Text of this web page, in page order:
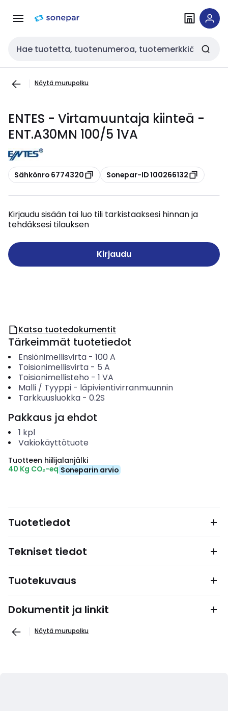
navigointiinsisältöön
Haku
Näytä murupolku
ENTES - Virtamuuntaja kiinteä -
ENT.A30MN 100/5 1VA
Kopioi
Sähkönro 6774320 Kopioi
Sonepar-ID 100266132
Kirjaudu sisään tai luo tili tarkistaaksesi hinnan ja
tehdäksesi tilauksen
Kirjaudu
Katso tuotedokumentit
Tärkeimmät tuotetiedot
Ensiönimellisvirta- 100 A
Toisionimellisvirta- 5 A
Toisionimellisteho - 1 VA
Malli / Tyyppi- läpivientivirranmuunnin
Tarkkuusluokka- 0.2S
Pakkaus ja ehdot
1 kpl
Vakiokäyttötuote
Tuotteen hiilijalanjälki
40 Kg CO₂-eq Soneparin arvio
Tuotetiedot
Tekniset tiedot
Tuotekuvaus
Dokumentit ja linkit
Näytä murupolku